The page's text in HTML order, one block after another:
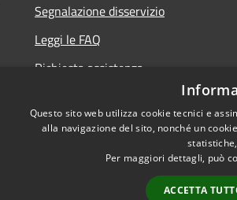
Segnalazione disservizio
Leggi le FAQ
Richiesta assistenza
Questo sito web utilizza cookie tecnici e
alla navigazione del sito, nonché un
Per maggiori dettagli, può
ACCETTA